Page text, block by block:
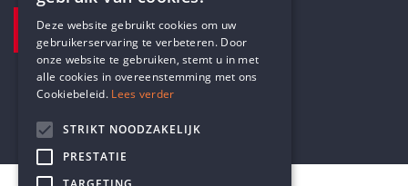
Pottenbrug 4
Antwerpen, 2000
DUTCH
Deze website gebruikt cookies om uw
gebruikerservaring te verbeteren. Door
onze website te gebruiken, stemt u in met
alle cookies in overeenstemming met ons
Cookiebeleid. Lees verder
STRIKT NOODZAKELIJK
PRESTATIE